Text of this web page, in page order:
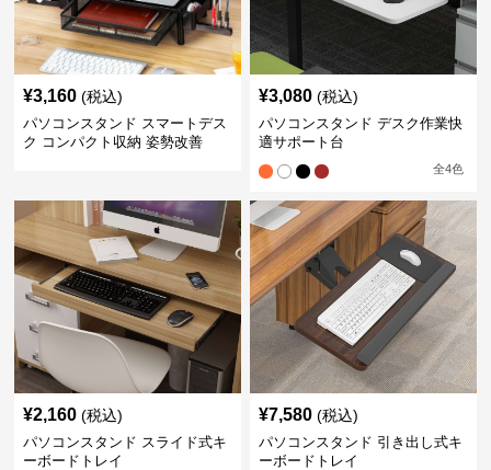
¥3,160 (税込)
パソコンスタンド スマートデス
ク コンパクト収納 姿勢改善
¥3,080 (税込)
パソコンスタンド デスク作業快
適サポート台
全4色
¥2,160 (税込)
パソコンスタンド スライド式キ
ーボードトレイ
¥7,580 (税込)
パソコンスタンド 引き出し式キ
ーボードトレイ